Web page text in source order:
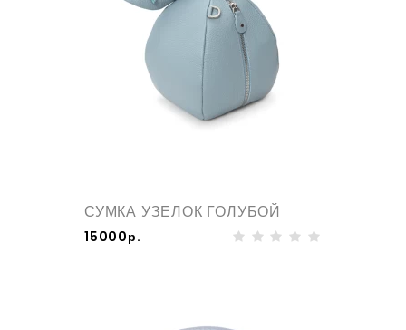
СУМКА УЗЕЛОК ГОЛУБОЙ
15000р.